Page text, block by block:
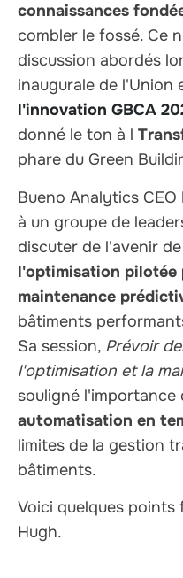
connaissances
combler le fossé. Ce
discussion abordés
inaugurale de l'Union
l'innovation GBCA
donné le ton à l
phare du Green
Bueno Analytics CEO
à un groupe de
discuter de l'avenir
l'optimisation pilotée
maintenance
bâtiments
Sa session, Prévoir
l'optimisation et la
souligné l'importance
automatisation en
limites de la gestion
bâtiments.
Voici quelques points
Hugh.